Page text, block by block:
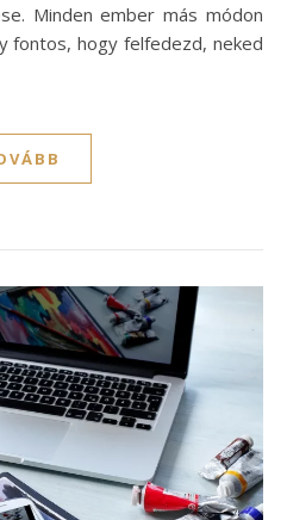
Minden ember más módon
fontos, hogy felfedezd, neked